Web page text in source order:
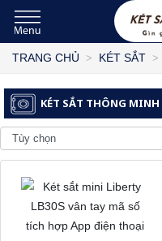
TRANG CHỦ KÉT SẮT
KÉT SẮT THÔNG MINH